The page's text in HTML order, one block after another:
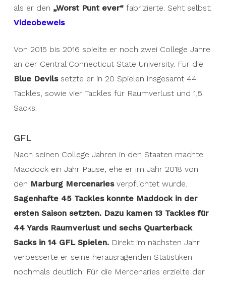
als er den „Worst Punt ever“fabrizierte. Seht selbst:
Videobeweis
Von 2015 bis 2016 spielte er noch zwei College Jahre
an der Central Connecticut State University. Für die
Blue Devilssetzte er in 20 Spielen insgesamt 44
Tackles, sowie vier Tackles für Raumverlust und 1,5
Sacks.
GFL
Nach seinen College Jahren in den Staaten machte
Maddock ein Jahr Pause, ehe er im Jahr 2018 von
den Marburg Mercenariesverpflichtet wurde.
Sagenhafte 45 Tackles konnte Maddock in der
ersten Saison setzten. Dazu kamen 13 Tackles für
44 Yards Raumverlust und sechs Quarterback
Sacks in 14 GFL Spielen.Direkt im nächsten Jahr
verbesserte er seine herausragenden Statistiken
nochmals deutlich. Für die Mercenaries erzielte der